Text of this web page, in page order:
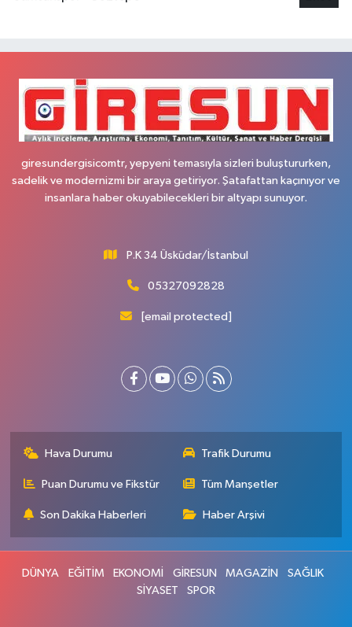
giresundergisicomtr, yepyeni temasıyla sizleri buluştururken,
sadelik ve modernizmi bir araya getiriyor. Şatafattan kaçınıyor ve
insanlara haber okuyabilecekleri bir altyapı sunuyor.
P.K 34 Üsküdar/İstanbul
05327092828
[email protected]
Hava Durumu Trafik Durumu
Puan Durumu ve Fikstür Tüm Manşetler
Son Dakika Haberleri Haber Arşivi
DÜNYA EĞİTİM EKONOMİ GİRESUN MAGAZİN
SAĞLIK
SİYASET
SPOR